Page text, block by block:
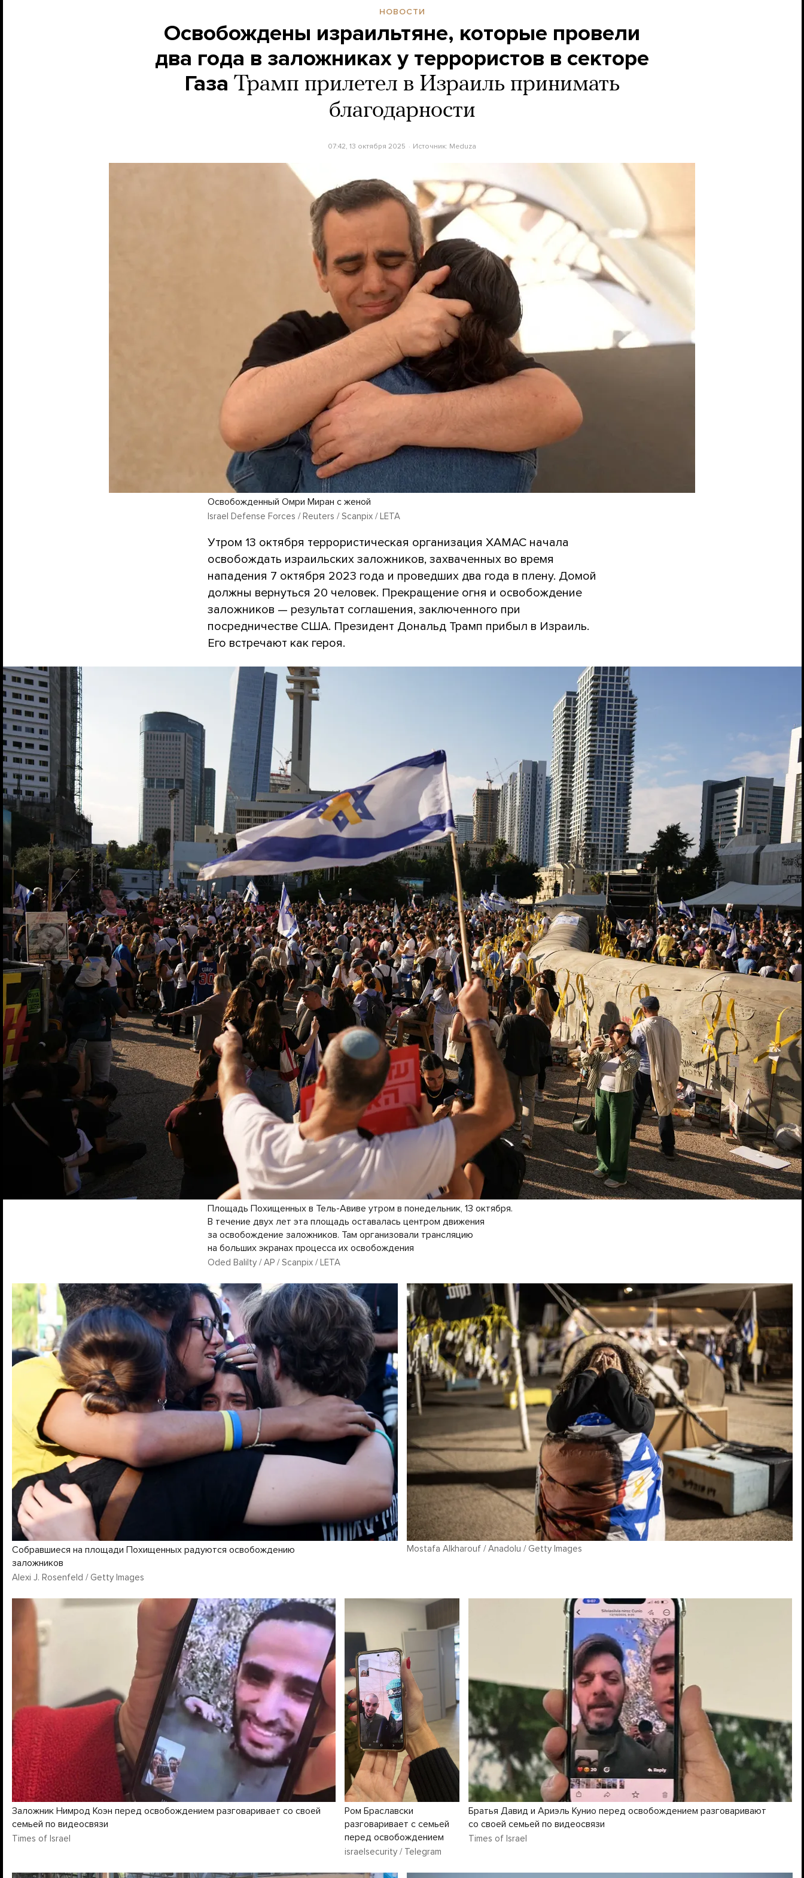
НОВОСТИ
Освобождены израильтяне, которые провели
два года в заложниках у террористов в секторе
Газа Трамп прилетел в Израиль принимать
благодарности
07:42, 13 октября 2025 Источник: Meduza
Освобожденный Омри Миран с женой
Israel Defense Forces / Reuters / Scanpix / LETA
Утром 13 октября террористическая организация ХАМАС начала
освобождать израильских заложников, захваченных во время
нападения 7 октября 2023 года и проведших два года в плену. Домой
должны вернуться 20 человек. Прекращение огня и освобождение
заложников — результат соглашения, заключенного при
посредничестве США. Президент Дональд Трамп прибыл в Израиль.
Его встречают как героя.
Площадь Похищенных в Тель-Авиве утром в понедельник, 13 октября.
В течение двух лет эта площадь оставалась центром движения
за освобождение заложников. Там организовали трансляцию
на больших экранах процесса их освобождения
Oded Balilty / AP / Scanpix / LETA
Собравшиеся на площади Похищенных радуются освобождению
заложников
Alexi J. Rosenfeld / Getty Images
Mostafa Alkharouf / Anadolu / Getty Images
Заложник Нимрод Коэн перед освобождением разговаривает со своей
семьей по видеосвязи
Times of Israel
Ром Браславски
разговаривает с семьей
перед освобождением
israelsecurity / Telegram
Братья Давид и Ариэль Кунио перед освобождением разговаривают
со своей семьей по видеосвязи
Times of Israel